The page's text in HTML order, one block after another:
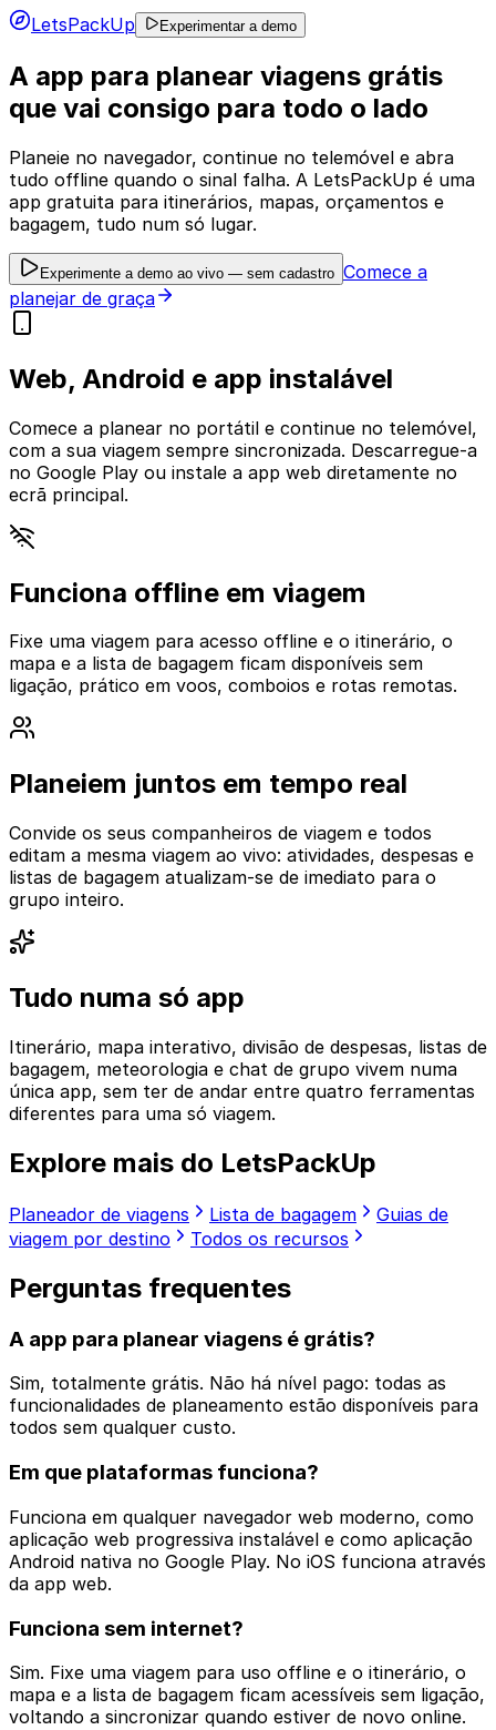
LetsPackUp Experimentar a demo
A app para planear viagens grátis
que vai consigo para todo o lado
Planeie no navegador, continue no telemóvel e abra
tudo offline quando o sinal falha. A LetsPackUp é uma
app gratuita para itinerários, mapas, orçamentos e
bagagem, tudo num só lugar.
Experimente a demo ao vivo — sem cadastro Comece a
planejar de graça
Web, Android e app instalável
Comece a planear no portátil e continue no telemóvel,
com a sua viagem sempre sincronizada. Descarregue-a
no Google Play ou instale a app web diretamente no
ecrã principal.
Funciona offline em viagem
Fixe uma viagem para acesso offline e o itinerário, o
mapa e a lista de bagagem ficam disponíveis sem
ligação, prático em voos, comboios e rotas remotas.
Planeiem juntos em tempo real
Convide os seus companheiros de viagem e todos
editam a mesma viagem ao vivo: atividades, despesas e
listas de bagagem atualizam-se de imediato para o
grupo inteiro.
Tudo numa só app
Itinerário, mapa interativo, divisão de despesas, listas de
bagagem, meteorologia e chat de grupo vivem numa
única app, sem ter de andar entre quatro ferramentas
diferentes para uma só viagem.
Explore mais do LetsPackUp
Planeador de viagens Lista de bagagem
Guias de
viagem por destino
Todos os recursos
Perguntas frequentes
A app para planear viagens é grátis?
Sim, totalmente grátis. Não há nível pago: todas as
funcionalidades de planeamento estão disponíveis para
todos sem qualquer custo.
Em que plataformas funciona?
Funciona em qualquer navegador web moderno, como
aplicação web progressiva instalável e como aplicação
Android nativa no Google Play. No iOS funciona através
da app web.
Funciona sem internet?
Sim. Fixe uma viagem para uso offline e o itinerário, o
mapa e a lista de bagagem ficam acessíveis sem ligação,
voltando a sincronizar quando estiver de novo online.